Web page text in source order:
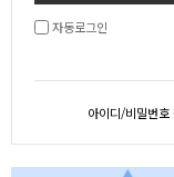
자동로그인
아이디/비밀번호